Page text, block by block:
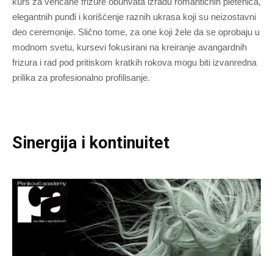
elegantnih punđi i korišćenje raznih ukrasa koji su neizostavni
deo ceremonije. Slično tome, za one koji žele da se oprobaju u
modnom svetu, kursevi fokusirani na kreiranje avangardnih
frizura i rad pod pritiskom kratkih rokova mogu biti izvanredna
prilika za profesionalno profilisanje.
Sinergija i kontinuitet